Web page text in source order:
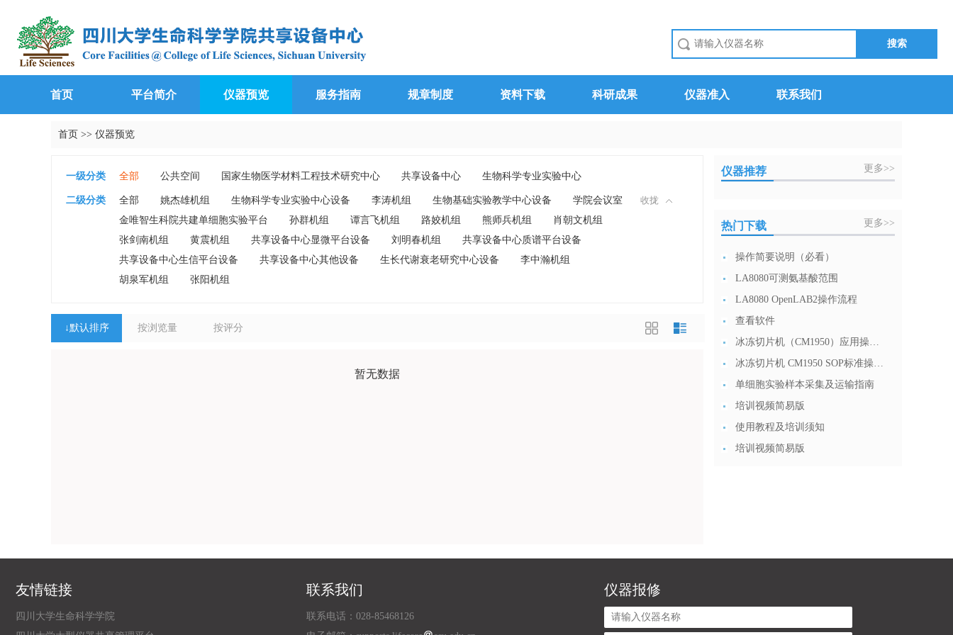
首页 平台简介 仪器预览 服务指南 规章制度 资料下载 科研成果 仪器准入 联系我们
首页 >> 仪器预览
一级分类 全部 公共空间 国家生物医学材料工程技术研究中心 共享设备中心
生物科学专业实验中心
生物基础实验教学中心
生长代谢衰老研究中心 其它机组
二级分类 全部 姚杰雄机组 生物科学专业实验中心设备 李涛机组 生物基础实验教学中心设备
学院会议室
金唯智生科院共建单细胞实验平台
孙群机组 谭言飞机组 路姣机组 熊师兵机组
肖朝文机组
张剑南机组
黄震机组 共享设备中心显微平台设备 刘明春机组
共享设备中心质谱平台设备
共享设备中心生信平台设备
共享设备中心其他设备 生长代谢衰老研究中心设备
李中瀚机组
胡泉军机组
张阳机组
收拢
↓默认排序 按浏览量 按评分
暂无数据
仪器推荐 更多>>
热门下载 更多>>
操作简要说明（必看）
LA8080可测氨基酸范围
LA8080 OpenLAB2操作流程
查看软件
冰冻切片机（CM1950）应用操作 (2)
冰冻切片机 CM1950 SOP标准操作流程 20191212
单细胞实验样本采集及运输指南
培训视频简易版
使用教程及培训须知
培训视频简易版
友情链接
四川大学生命科学学院
联系我们
联系电话：028-85468126
仪器报修